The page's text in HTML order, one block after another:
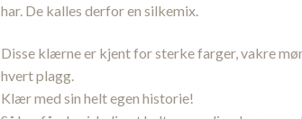
har. De kalles derfor en silkemix.
Disse klærne er kjent for sterke farger, vakre
hvert plagg.
Klær med sin helt egen historie!